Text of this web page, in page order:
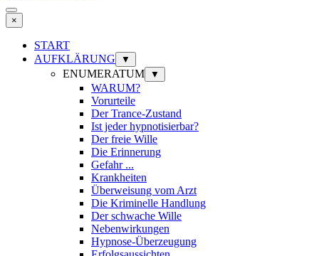
×
START
AUFKLÄRUNG
▼
ENUMERATUM ▼
WARUM?
Vorurteile
Der Trance-Zustand
Ist jeder hypnotisierbar?
Der freie Wille
Die Erinnerung
Gefahr ...
Krankheiten
Überweisung vom Arzt
Die Kriminelle Handlung
Der schwache Wille
Nebenwirkungen
Hypnose-Überzeugung